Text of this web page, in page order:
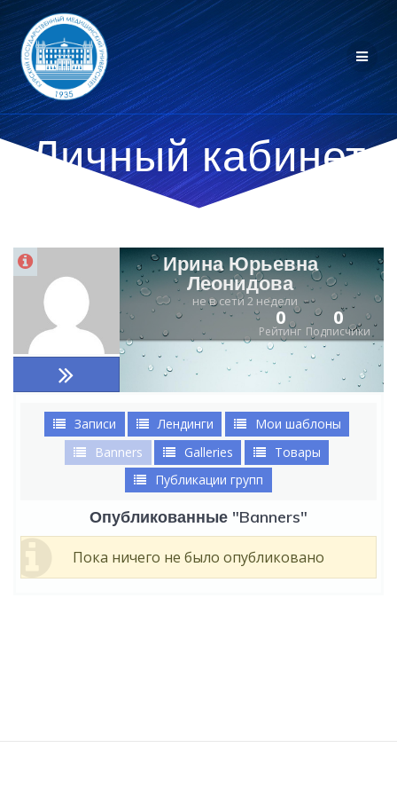
Личный кабинет
Ирина Юрьевна
Леонидова
не в сети 2 недели
Рейтинг
0
Подписчики
0
Записи Лендинги
Мои шаблоны
Banners
Galleries
Товары
Публикации групп
Опубликованные "Banners"
Пока ничего не было опубликовано